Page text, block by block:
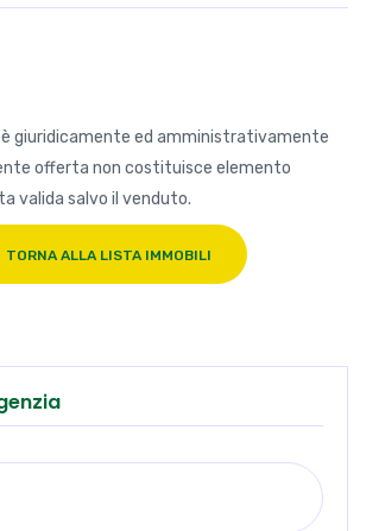
giuridicamente ed amministrativamente
offerta non costituisce elemento
valida salvo il venduto.
TORNA ALLA LISTA IMMOBILI